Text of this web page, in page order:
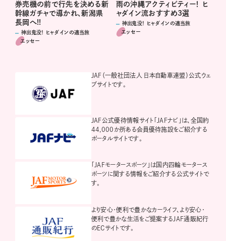
券売機の前で行先を決める新
幹線ガチャで導かれ、新潟県
長岡へ!!
神出鬼没！ ヒャダインの適当旅
エッセー
雨の沖縄アクティビティー！ ヒ
ャダイン流おすすめ3選
神出鬼没！ ヒャダインの適当旅
エッセー
JAF（一般社団法人 日本自動車連盟）公式ウェ
ブサイトです。
JAF公式優待情報サイト「JAFナビ」は、全国約
44,000か所ある会員優待施設をご紹介する
ポータルサイトです。
「JAFモータースポーツ」は国内四輪モータース
ポーツに関する情報をご紹介する公式サイトで
す。
より安心・便利で豊かなカーライフ、より安心・
便利で豊かな生活をご提案するJAF通販紀行
のECサイトです。